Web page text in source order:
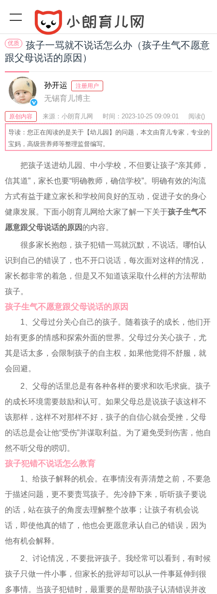
优质
孩子一骂就不说话怎么办（孩子生气不愿意
跟父母说话的原因）
孙开运 注册用户
无锡育儿博主
原创内容 来源：小朗育儿网 时间：2023-10-25 09:09:01 阅读()
收藏：51 分享：48 爆
导读：您正在阅读的是关于【幼儿园】的问题，本文由育儿专家，专业的
宝妈，高级营养师等整理监督编写。
把孩子送进幼儿园、中小学校，不但要让孩子“亲其师，
信其道”，家长也要“明确教师，确信学校”。明确有效的沟流
方式有益于建立家长和学校间良好的互动，促进子女的身心
健康发展。下面小朗育儿网给大家了解一下关于孩子生气不
愿意跟父母说话的原因 的内容。
很多家长抱怨，孩子犯错一骂就沉默，不说话。哪怕认
识到自己的错误了，也不开口说话，每次面对这样的情况，
家长都非常的着急，但是又不知道该采取什么样的方法帮助
孩子。
孩子生气不愿意跟父母说话的原因
1、父母过分关心自己的孩子。随着孩子的成长，他们开
始有更多的情感和探索外面的世界。父母过分关心孩子，尤
其是话太多，会限制孩子的自主权，如果他觉得不舒服，就
会回避。
2、父母的话里总是有各种各样的要求和吹毛求疵。孩子
的成长环境需要鼓励和认可。如果父母总是说孩子该这样不
该那样，这样不对那样不好，孩子的自信心就会受挫，父母
的话总是会让他“受伤”并谋取利益。为了避免受到伤害，他自
然不听父母的唠叨。
孩子犯错不说话怎么教育
1、给孩子解释的机会。在事情没有弄清楚之前，不要急
于描述问题，更不要责骂孩子。先冷静下来，听听孩子要说
的话，站在孩子的角度去理解整个故事；让孩子有机会说
话，即使他真的错了，他也会更愿意承认自己的错误，因为
他有机会解释。
2、讨论情况，不要批评孩子。我经常可以看到，有时候
孩子只做一件小事，但家长的批评却可以从一件事延伸到很
多事情。当孩子犯错时，最重要的是帮助孩子认清错误并改